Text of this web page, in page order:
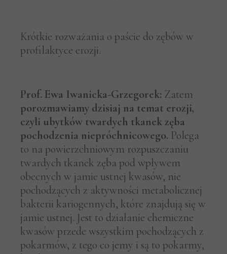
Krótkie rozważania o paście do zębów w
profilaktyce erozji.
Prof. Ewa Iwanicka-Grzegorek: Zatem
porozmawiamy dzisiaj na temat erozji,
czyli ubytków twardych tkanek zęba
pochodzenia niepróchnicowego. Polega
to na powierzchniowym rozpuszczaniu
twardych tkanek zęba pod wpływem
obecnych w jamie ustnej kwasów, nie
pochodzących z aktywności metabolicznej
bakterii kariogennych, które znajdują się w
jamie ustnej. Jest to działanie chemiczne
kwasów przede wszystkim pochodzących z
pokarmów, z tego co jemy i są to pokarmy,